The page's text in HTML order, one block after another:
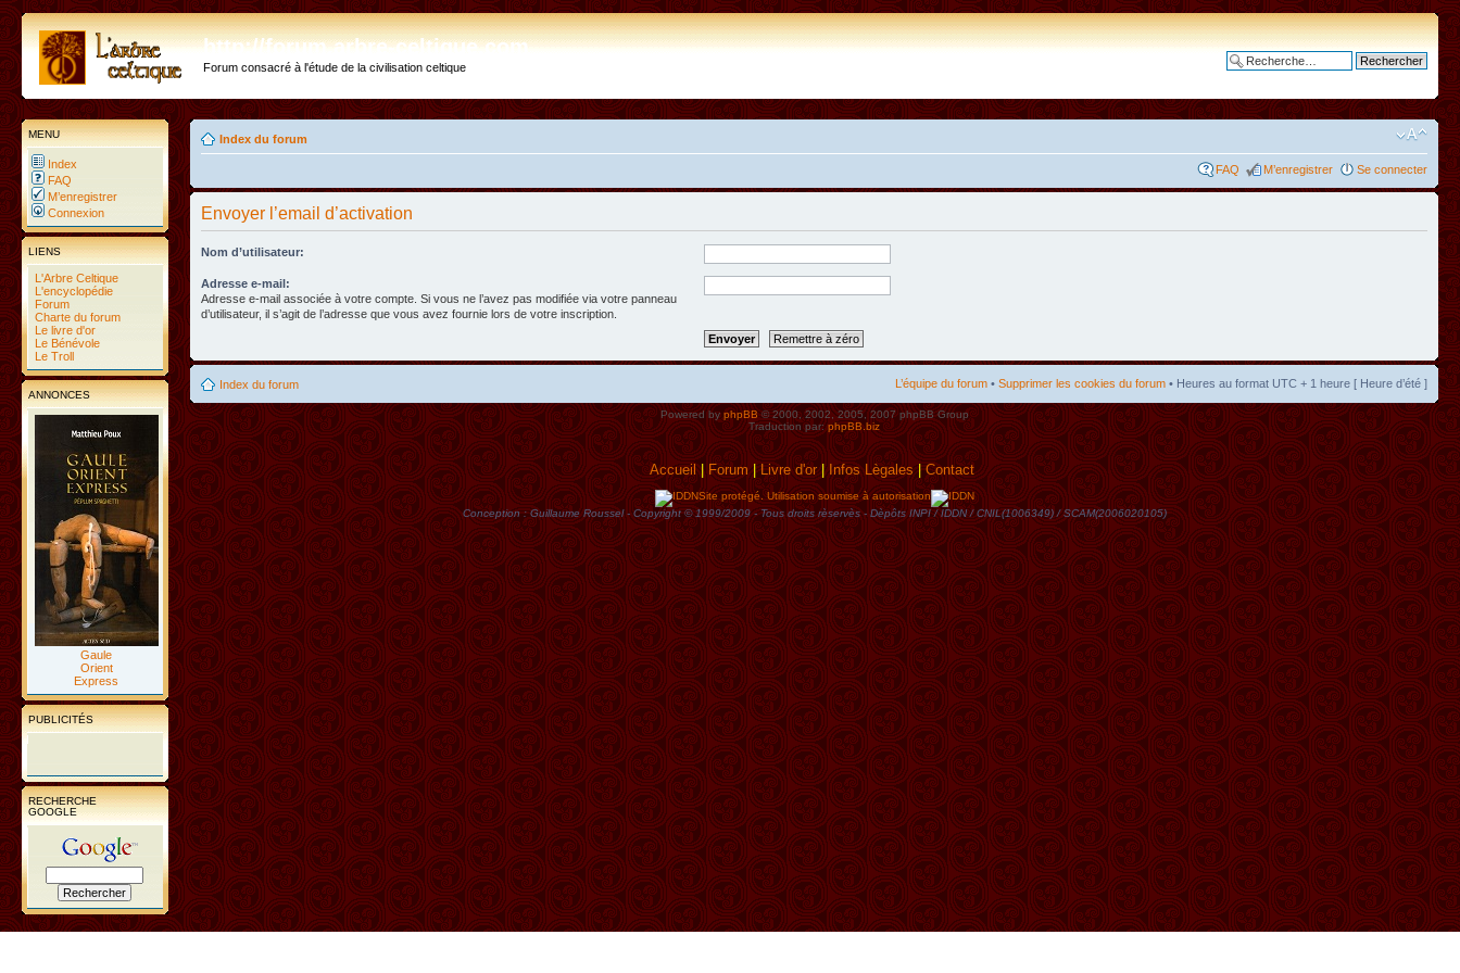
http://forum.arbre-celtique.com
Forum consacré à l'étude de la civilisation celtique
MENU
Index
FAQ
M’enregistrer
Connexion
LIENS
L'Arbre Celtique
L'encyclopédie
Forum
Charte du forum
Le livre d'or
Le Bénévole
Le Troll
ANNONCES
Gaule
Orient
Express
PUBLICITÉS
RECHERCHE
GOOGLE
Index du forum
FAQ M’enregistrer Se connecter
Envoyer l’email d’activation
Nom d’utilisateur:
Adresse e-mail:
Adresse e-mail associée à votre compte. Si vous ne l’avez pas modifiée via votre panneau
d’utilisateur, il s’agit de l’adresse que vous avez fournie lors de votre inscription.
Index du forum L’équipe du forum • Supprimer les cookies du forum • Heures au format UTC + 1 heure [ Heure d’été ]
Powered byphpBB© 2000, 2002, 2005, 2007 phpBB Group
Traduction par:phpBB.biz
Accueil| Forum|Livre d'or|Infos Lègales|Contact
Site protégé. Utilisation soumise à autorisation
Conception : Guillaume Roussel - Copyright © 1999/2009 - Tous droits rèservès - Dèpôts INPI / IDDN / CNIL(1006349) / SCAM(2006020105)